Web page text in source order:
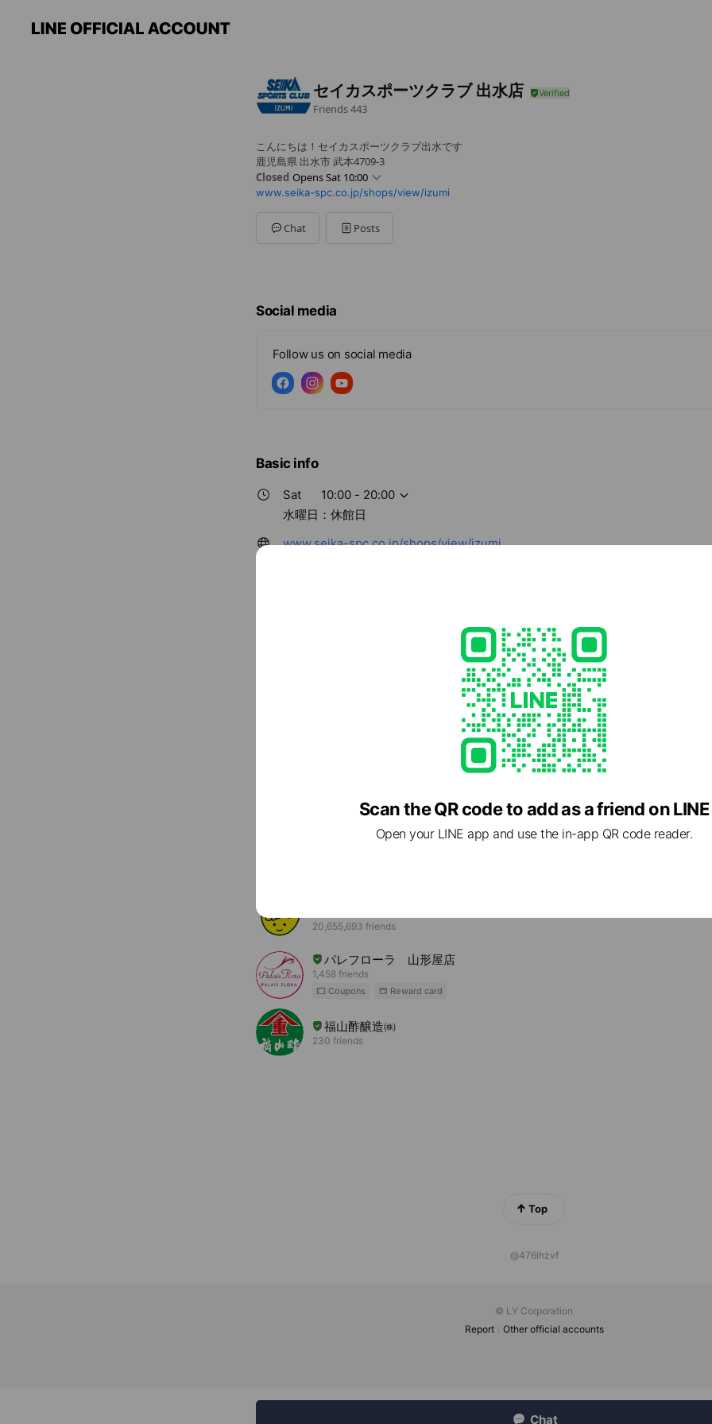
セイカスポーツクラブ 出水店
Friends443
こんにちは！セイカスポーツクラブ出水です
鹿児島県 出水市 武本4709-3
Closed Opens Sat 10:00
Mon10:00 - 22:00
Sun10:00 - 18:00
www.seika-spc.co.jp/shops/view/izumi
Chat Posts
Social media
Follow us on social media
Basic info
Sat
10:00 - 20:00
水曜日：休館日
www.seika-spc.co.jp/shops/view/izumi
〒899-0215 鹿児島県 出水市 武本4709-3
20,655,693 friends
パレフローラ 山形屋店
1,458 friends
Coupons Reward card
福山酢醸造㈱
230 friends
Top
@476lhzvf
© LY Corporation
Report
Other official accounts
Chat
Scan the QR code to add as a friend on LINE
Open your LINE app and use the in-app QR code reader.